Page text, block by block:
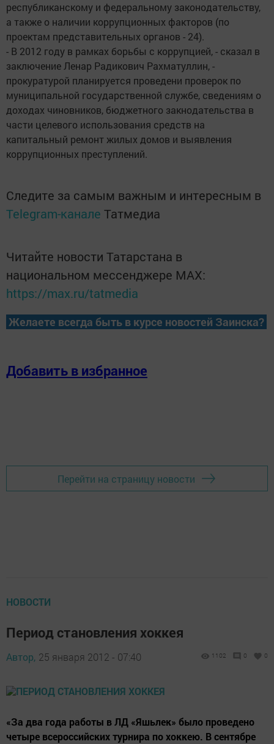
республиканскому и федеральному законодательству,
а также о наличии коррупционных факторов (по
проектам представительных органов - 24).
- В 2012 году в рамках борьбы с коррупцией, - сказал в
заключение Ленар Радикович Рахматуллин, -
прокуратурой планируется проведени проверок по
муниципальной государственной службе, сведениям о
доходах чиновников, бюджетного закнодательства в
части целевого использования средств на
капитальный ремонт жилых домов и выявления
коррупционных преступлений.
Следите за самым важным и интересным в
Telegram-канале Татмедиа
Читайте новости Татарстана в
национальном мессенджере MАХ:
https://max.ru/tatmedia
Желаете всегда быть в курсе новостей Заинска?
Добавить в избранное
Перейти на страницу новости
НОВОСТИ
Период становления хоккея
Автор, 25 января 2012 - 07:40 1102 0 0
«За два года работы в ЛД «Яшьлек» было проведено
четыре всероссийских турнира по хоккею. В сентябре